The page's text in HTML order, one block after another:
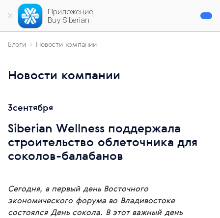
Приложение
Buy Siberian
Блоги Новости компании
Новости компании
3сентября
Siberian Wellness поддержала
строительство облеточника для
соколов-балабанов
Сегодня, в первый день Восточного
экономического форума во Владивостоке
состоялся День сокола. В этот важный день